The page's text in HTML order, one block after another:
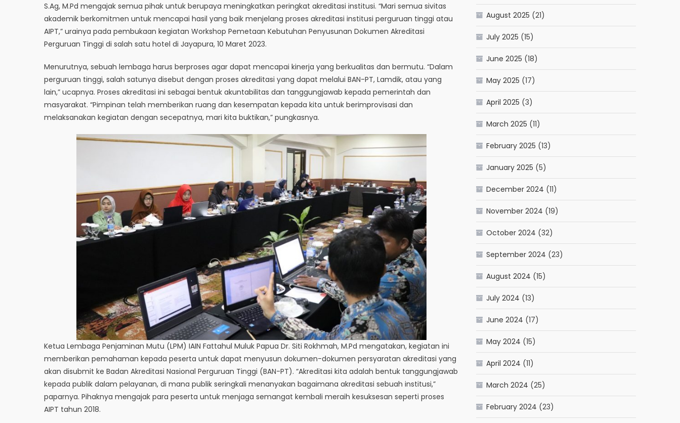
S.Ag, M.Pd mengajak semua pihak untuk berupaya meningkatkan peringkat akreditasi institusi. “Mari semua sivitas
akademik berkomitmen untuk mencapai hasil yang baik menjelang proses akreditasi institusi perguruan tinggi atau
AIPT,” urainya pada pembukaan kegiatan Workshop Pemetaan Kebutuhan Penyusunan Dokumen Akreditasi
Perguruan Tinggi di salah satu hotel di Jayapura, 10 Maret 2023.
Menurutnya, sebuah lembaga harus berproses agar dapat mencapai kinerja yang berkualitas dan bermutu. “Dalam
perguruan tinggi, salah satunya disebut dengan proses akreditasi yang dapat melalui BAN-PT, Lamdik, atau yang
lain,” ucapnya. Proses akreditasi ini sebagai bentuk akuntabilitas dan tanggungjawab kepada pemerintah dan
masyarakat. “Pimpinan telah memberikan ruang dan kesempatan kepada kita untuk berimprovisasi dan
melaksanakan kegiatan dengan secepatnya, mari kita buktikan,” pungkasnya.
Ketua Lembaga Penjaminan Mutu (LPM) IAIN Fattahul Muluk Papua Dr. Siti Rokhmah, M.Pd mengatakan, kegiatan ini
memberikan pemahaman kepada peserta untuk dapat menyusun dokumen-dokumen persyaratan akreditasi yang
akan disubmit ke Badan Akreditasi Nasional Perguruan Tinggi (BAN-PT). “Akreditasi kita adalah bentuk tanggungjawab
kepada publik dalam pelayanan, di mana publik seringkali menanyakan bagaimana akreditasi sebuah institusi,”
paparnya. Pihaknya mengajak para peserta untuk menjaga semangat kembali meraih kesuksesan seperti proses
AIPT tahun 2018.
August 2025 (21)
July 2025 (15)
June 2025 (18)
May 2025 (17)
April 2025 (3)
March 2025 (11)
February 2025 (13)
January 2025 (5)
December 2024 (11)
November 2024 (19)
October 2024 (32)
September 2024 (23)
August 2024 (15)
July 2024 (13)
June 2024 (17)
May 2024 (15)
April 2024 (11)
March 2024 (25)
February 2024 (23)